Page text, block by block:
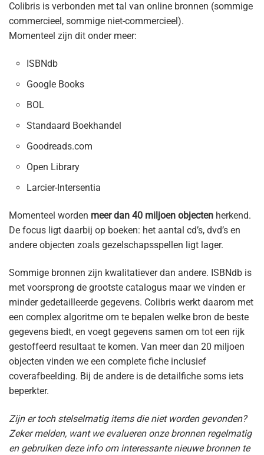
Colibris is verbonden met tal van online bronnen (sommige
commercieel, sommige niet-commercieel).
Momenteel zijn dit onder meer:
ISBNdb
Google Books
BOL
Standaard Boekhandel
Goodreads.com
Open Library
Larcier-Intersentia
Momenteel worden meer dan 40 miljoen objecten herkend.
De focus ligt daarbij op boeken: het aantal cd’s, dvd’s en
andere objecten zoals gezelschapsspellen ligt lager.
Sommige bronnen zijn kwalitatiever dan andere. ISBNdb is
met voorsprong de grootste catalogus maar we vinden er
minder gedetailleerde gegevens. Colibris werkt daarom met
een complex algoritme om te bepalen welke bron de beste
gegevens biedt, en voegt gegevens samen om tot een rijk
gestoffeerd resultaat te komen. Van meer dan 20 miljoen
objecten vinden we een complete fiche inclusief
coverafbeelding. Bij de andere is de detailfiche soms iets
beperkter.
Zijn er toch stelselmatig items die niet worden gevonden?
Zeker melden, want we evalueren onze bronnen regelmatig
en gebruiken deze info om interessante nieuwe bronnen te